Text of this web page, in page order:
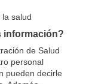
salud
información?
de Salud
personal
pueden decirle